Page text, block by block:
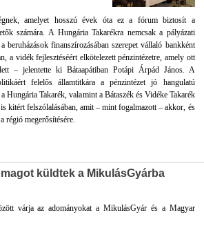
amelyet hosszú évek óta ez a fórum biztosít a
számára. A Hungária Takarékra nemcsak a pályázati
beruházások finanszírozásában szerepet vállaló bankként
a vidék fejlesztéséért elkötelezett pénzintézetre, amely ott
– jelentette ki Bátaapátiban Potápi Árpád János. A
felelős államtitkára a pénzintézet jó hangulatú
Hungária Takarék, valamint a Bátaszék és Vidéke Takarék
kitért felszólalásában, amit – mint fogalmazott – akkor, és
régió megerősítésére.
küldtek a MikulásGyárba
várja az adományokat a MikulásGyár és a Magyar